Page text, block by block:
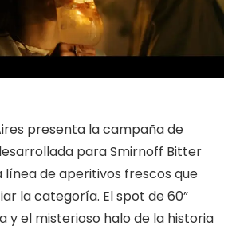
presenta la campaña de
para Smirnoff Bitter
línea de aperitivos frescos que
la categoría. El spot de 60”
y el misterioso halo de la historia